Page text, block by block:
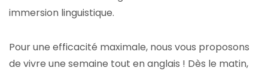
immersion linguistique.
Pour une efficacité maximale, nous vous proposons
de vivre une semaine tout en anglais ! Dès le matin,